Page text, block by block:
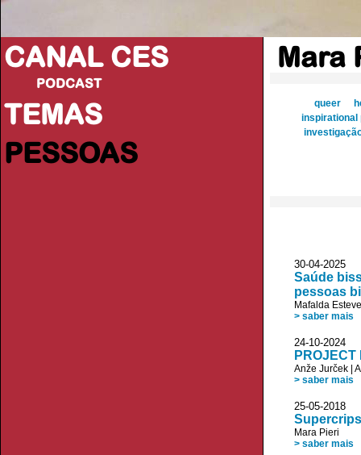
CANAL CES
PODCAST
TEMAS
PESSOAS
Mara
queer
inspirational
30-04-
Saúde
pessoas
Mafalda
> saber mais
24-10-
Anže Jurček
> saber mais
25-05-
Mara Pieri
> saber mais